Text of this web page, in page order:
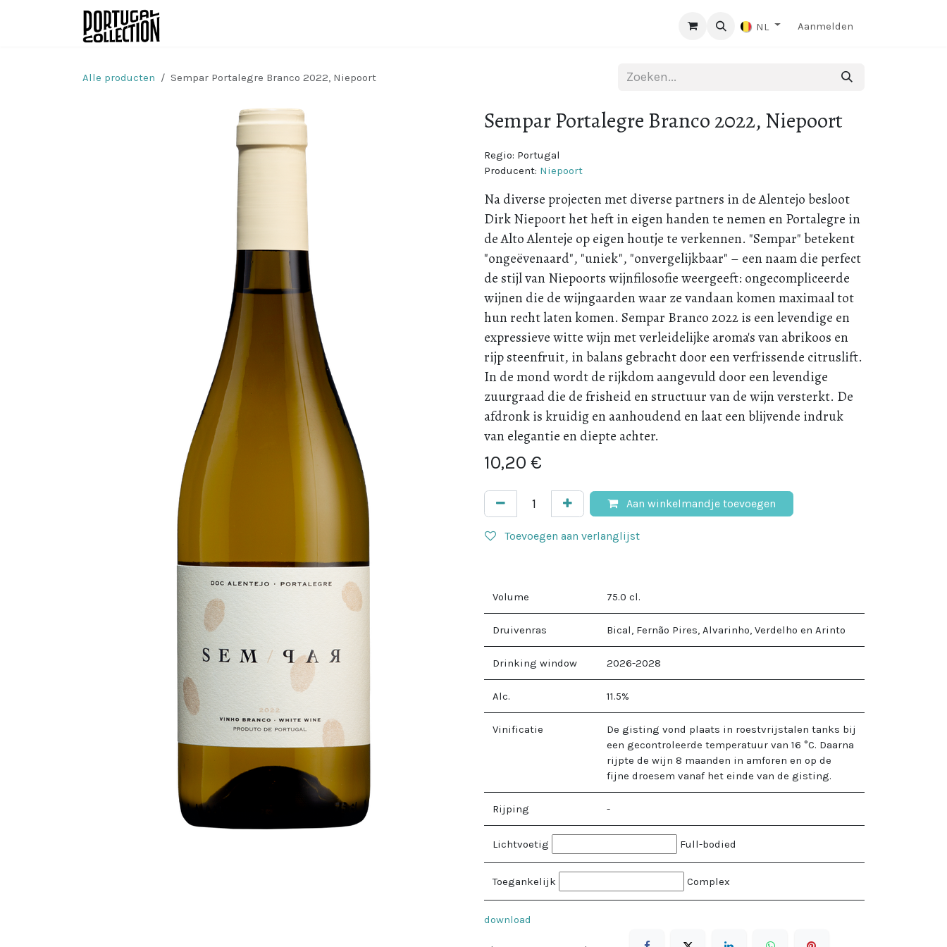
Overslaan naar inhoud
NL Aanmelden
Alle producten Sempar Portalegre Branco 2022, Niepoort
Sempar Portalegre Branco 2022, Niepoort
Regio: Portugal
Producent: Niepoort
Na diverse projecten met diverse partners in de Alentejo besloot
Dirk Niepoort het heft in eigen handen te nemen en Portalegre in
de Alto Alenteje op eigen houtje te verkennen. "Sempar" betekent
"ongeëvenaard", "uniek", "onvergelijkbaar" – een naam die perfect
de stijl van Niepoorts wijnfilosofie weergeeft: ongecompliceerde
wijnen die de wijngaarden waar ze vandaan komen maximaal tot
hun recht laten komen. Sempar Branco 2022 is een levendige en
expressieve witte wijn met verleidelijke aroma's van abrikoos en
rijp steenfruit, in balans gebracht door een verfrissende citruslift.
In de mond wordt de rijkdom aangevuld door een levendige
zuurgraad die de frisheid en structuur van de wijn versterkt. De
afdronk is kruidig ​​en aanhoudend en laat een blijvende indruk
van elegantie en diepte achter.
10,20 €
Aan winkelmandje toevoegen
Toevoegen aan verlanglijst
Volume 75.0 cl.
Druivenras Bical, Fernão Pires, Alvarinho, Verdelho en Arinto
Drinking window 2026-2028
Alc. 11.5%
Vinificatie
De gisting vond plaats in roestvrijstalen tanks bij
een gecontroleerde temperatuur van 16 °C. Daarna
rijpte de wijn 8 maanden in amforen en op de
fijne droesem vanaf het einde van de gisting.
Rijping -
Lichtvoetig Full-bodied
Toegankelijk Complex
download